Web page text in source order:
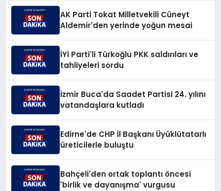
AK Parti Tokat Milletvekili Cüneyt
Aldemir'den yerinde yoğun mesai
İYİ Parti'li Türkoğlu PKK saldırıları ve
tahliyeleri sordu
İzmir Buca'da Saadet Partisi 24. yılını
vatandaşlara kutladı
Edirne'de CHP İl Başkanı Üyüklütatarlı
üreticilerle buluştu
Bahçeli'den ortak toplantı öncesi
'birlik ve dayanışma' vurgusu